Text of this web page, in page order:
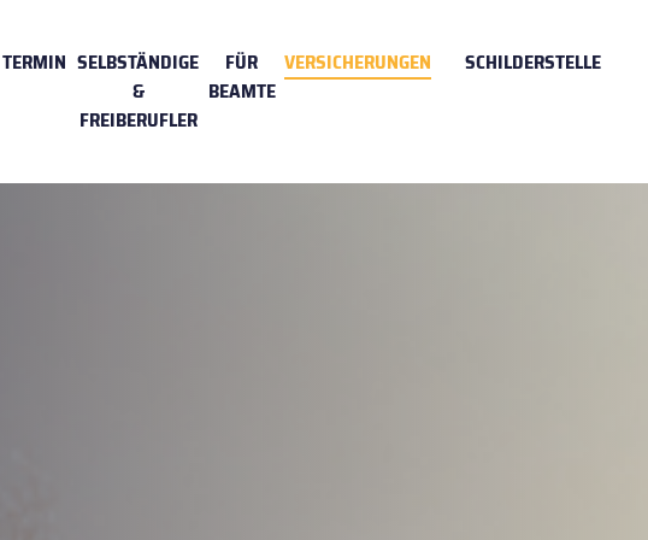
TERMIN SELBSTÄNDIGE
&
FREIBERUFLER
FÜR
BEAMTE
VERSICHERUNGEN SCHILDERSTELLE